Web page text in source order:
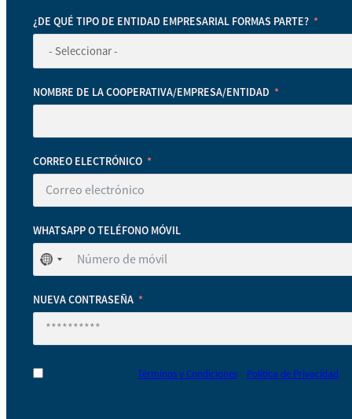
¿DE QUÉ TIPO DE ENTIDAD EMPRESARIAL FORMAS PARTE?
NOMBRE DE LA COOPERATIVA/EMPRESA/ENTIDAD
CORREO ELECTRÓNICO
WHATSAPP O TELÉFONO MÓVIL
No
se
ha
seleccionado
ningún
país
NUEVA CONTRASEÑA
Términos y Condicionesy Política de Privacidad